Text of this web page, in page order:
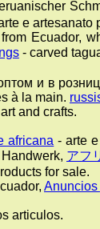
e artesanato
Ecuador,
- carved
и в
à la main.
and crafts.
africana - arte
アフ
for sale.
Anuncios
articulos.